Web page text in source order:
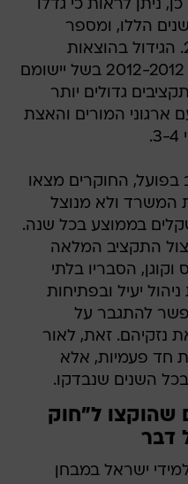
ב-45%. כמו כן, ניתן לראות כי גדלו
הללו, ומספר
התלמידים עצמו גדל ב-24%. הגידול בהוצאות
לתלמיד אף הואץ בין השנים 2012-2012 בשל יישומם
גדולים יותר
המורים והאצת
בפועל, החוקרים מצאו
המשרד ולא מנוצל
בממוצע בכל שנה.
התקציב המלאה
הסבריו בלתי
יעיל ובפתיחות
להתגבר על
נזקיהם. זאת, לאור
חד פעמיות, אלא
השנים שנבדקו.
שהוקצו ל"חוק
דבר
תלמידי ישראל במבחן